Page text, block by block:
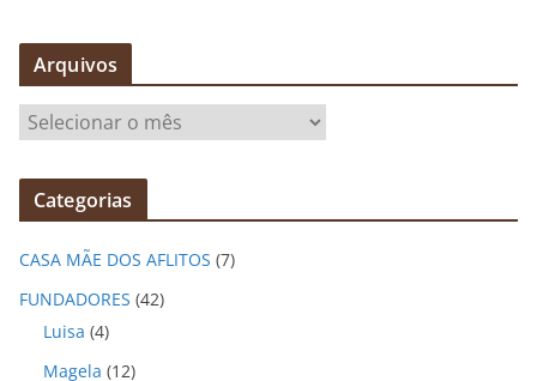
Arquivos
q
v
o
Categorias
CASA MÃE DOS AFLITOS (7)
FUNDADORES (42)
Luisa (4)
Magela (12)